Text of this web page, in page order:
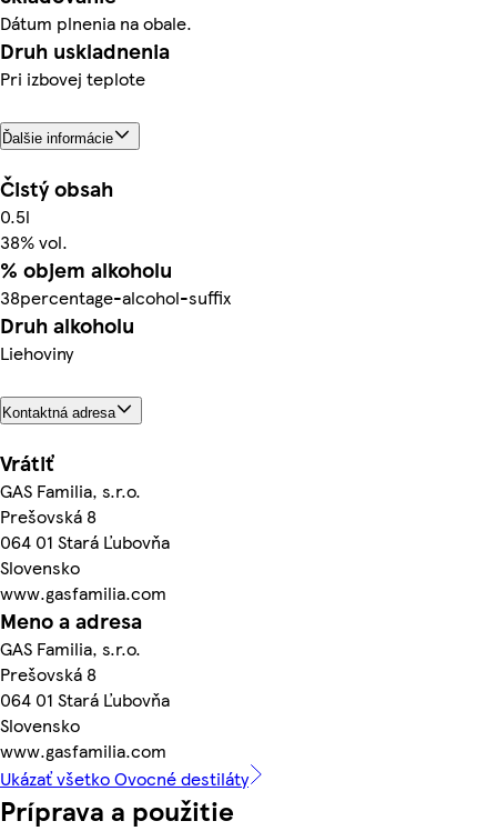
Dátum plnenia na obale.
Druh uskladnenia
Pri izbovej teplote
Ďalšie informácie
Čistý obsah
0.5l
38% vol.
% objem alkoholu
38percentage-alcohol-suffix
Druh alkoholu
Liehoviny
Kontaktná adresa
Vrátiť
GAS Familia, s.r.o.
Prešovská 8
064 01 Stará Ľubovňa
Slovensko
www.gasfamilia.com
Meno a adresa
GAS Familia, s.r.o.
Prešovská 8
064 01 Stará Ľubovňa
Slovensko
www.gasfamilia.com
Ukázať všetko Ovocné destiláty
Príprava a použitie